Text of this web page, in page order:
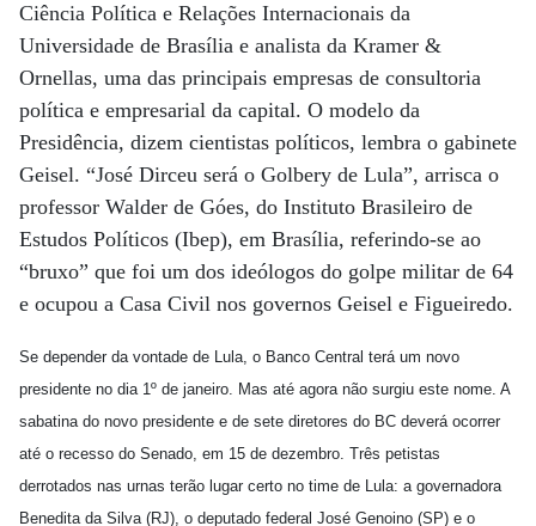
Ciência Política e Relações Internacionais da
Universidade de Brasília e analista da Kramer &
Ornellas, uma das principais empresas de consultoria
política e empresarial da capital. O modelo da
Presidência, dizem cientistas políticos, lembra o gabinete
Geisel. “José Dirceu será o Golbery de Lula”, arrisca o
professor Walder de Góes, do Instituto Brasileiro de
Estudos Políticos (Ibep), em Brasília, referindo-se ao
“bruxo” que foi um dos ideólogos do golpe militar de 64
e ocupou a Casa Civil nos governos Geisel e Figueiredo.
Se depender da vontade de Lula, o Banco Central terá um novo
presidente no dia 1º de janeiro. Mas até agora não surgiu este nome. A
sabatina do novo presidente e de sete diretores do BC deverá ocorrer
até o recesso do Senado, em 15 de dezembro. Três petistas
derrotados nas urnas terão lugar certo no time de Lula: a governadora
Benedita da Silva (RJ), o deputado federal José Genoino (SP) e o